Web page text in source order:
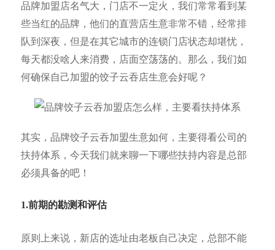
品牌加盟店名气大，门店不一定火，我们常常看到某
些当红的品牌，他们的直营店生意非常不错，经常排
队到深夜，但是在其它城市的连锁门店状态却堪忧，
每天都没啥人来消费，店面空荡荡的。那么，我们如
何确保自己加盟的饺子云吞店生意会好呢？
其实，品牌饺子云吞加盟生意如何，主要得看公司的
扶持体系，今天我们就来聊一下哪些扶持内容是总部
必须具备的吧！
1.前期的勘测和评估
原则上来说，新店的选址由老板自己决定，总部不能